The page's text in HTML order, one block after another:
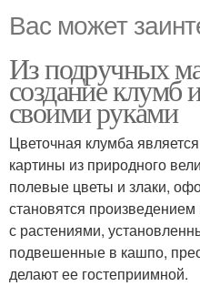
Вас может
Из подручных
создание клумб
своими руками
Цветочная клумба
картины из природного
полевые цветы и злаки,
становятся
с растениями,
подвешенные в кашпо,
делают ее гостеприимной.